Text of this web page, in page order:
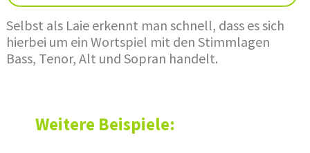
Selbst als Laie erkennt man schnell, dass es sich
hierbei um ein Wortspiel mit den Stimmlagen
Bass, Tenor, Alt und Sopran handelt.
Weitere Beispiele: